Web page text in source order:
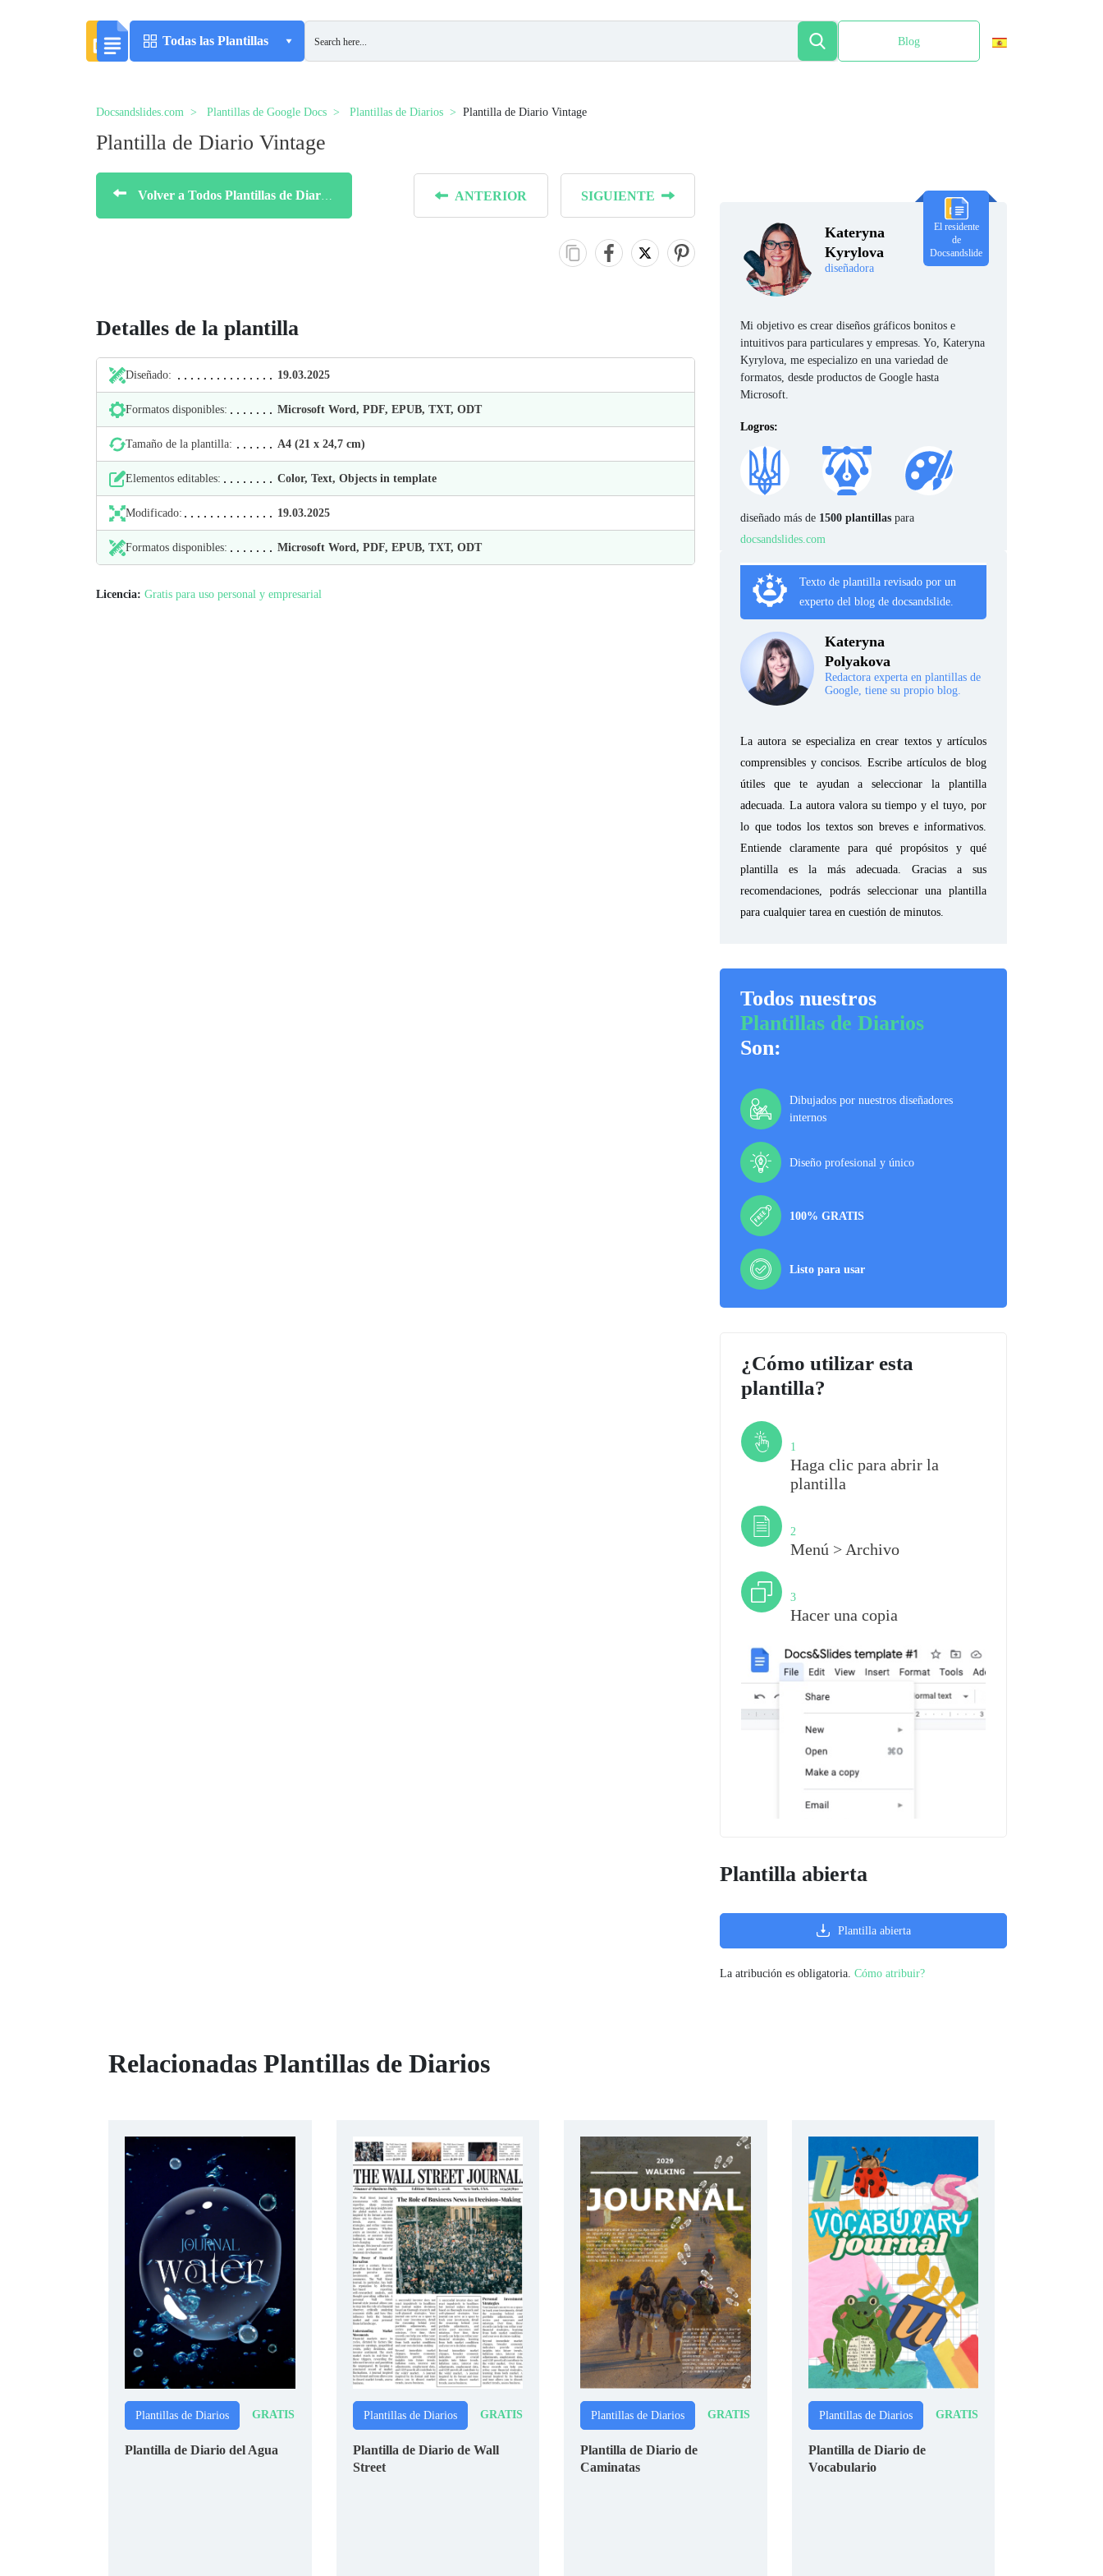
Todas las Plantillas Blog
Docsandslides.com Plantillas de Google Docs Plantillas de Diarios Plantilla de Diario Vintage
Plantilla de Diario Vintage
Volver a Todos Plantillas de Diarios ANTERIOR SIGUIENTE
Detalles de la plantilla
Diseñado: 19.03.2025
Formatos disponibles: Microsoft Word, PDF, EPUB, TXT, ODT
Tamaño de la plantilla: А4 (21 х 24,7 cm)
Elementos editables: Color, Text, Objects in template
Modificado: 19.03.2025
Formatos disponibles: Microsoft Word, PDF, EPUB, TXT, ODT
Licencia: Gratis para uso personal y empresarial
Kateryna
Kyrylova
diseñadora
El residente
de
Docsandslide
Mi objetivo es crear diseños gráficos bonitos e
intuitivos para particulares y empresas. Yo, Kateryna
Kyrylova, me especializo en una variedad de
formatos, desde productos de Google hasta
Microsoft.
Logros:
diseñado más de 1500 plantillas para
docsandslides.com
Texto de plantilla revisado por un
experto del blog de docsandslide.
Kateryna
Polyakova
Redactora experta en plantillas de
Google, tiene su propio blog.
La autora se especializa en crear textos y artículos
comprensibles y concisos. Escribe artículos de blog
útiles que te ayudan a seleccionar la plantilla
adecuada. La autora valora su tiempo y el tuyo, por
lo que todos los textos son breves e informativos.
Entiende claramente para qué propósitos y qué
plantilla es la más adecuada. Gracias a sus
recomendaciones, podrás seleccionar una plantilla
para cualquier tarea en cuestión de minutos.
Todos nuestros
Plantillas de Diarios
Son:
Dibujados por nuestros diseñadores
internos
Diseño profesional y único
100% GRATIS
Listo para usar
¿Cómo utilizar esta
plantilla?
1
Haga clic para abrir la
plantilla
2
Menú > Archivo
3
Hacer una copia
Plantilla abierta
Plantilla abierta
La atribución es obligatoria. Cómo atribuir?
Relacionadas Plantillas de Diarios
Plantillas de Diarios GRATIS
Plantilla de Diario del Agua
Plantillas de Diarios GRATIS
Plantilla de Diario de Wall
Street
Plantillas de Diarios GRATIS
Plantilla de Diario de
Caminatas
Plantillas de Diarios GRATIS
Plantilla de Diario de
Vocabulario